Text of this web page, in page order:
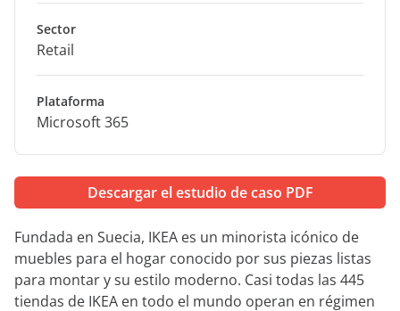
Sector
Retail
Plataforma
Microsoft 365
Descargar el estudio de caso PDF
Fundada en Suecia, IKEA es un minorista icónico de
muebles para el hogar conocido por sus piezas listas
para montar y su estilo moderno. Casi todas las 445
tiendas de IKEA en todo el mundo operan en régimen